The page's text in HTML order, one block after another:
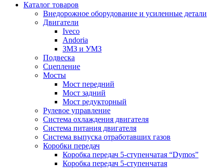
Каталог товаров
Внедорожное оборудование и усиленные детали
Двигатели
Iveco
Andoria
ЗМЗ и УМЗ
Подвеска
Сцепление
Мосты
Мост передний
Мост задний
Мост редукторный
Рулевое управление
Система охлаждения двигателя
Система питания двигателя
Система выпуска отработавших газов
Коробки передач
Коробка передач 5-ступенчатая “Dymos”
Коробка передач 5-ступенчатая